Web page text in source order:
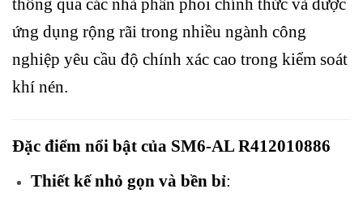
thông qua các nhà phân phối chính thức và được
ứng dụng rộng rãi trong nhiều ngành công
nghiệp yêu cầu độ chính xác cao trong kiểm soát
khí nén.
Đặc điểm nổi bật của SM6-AL R412010886
Thiết kế nhỏ gọn và bền bỉ: